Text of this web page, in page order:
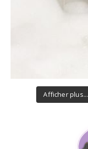
Afficher plus...